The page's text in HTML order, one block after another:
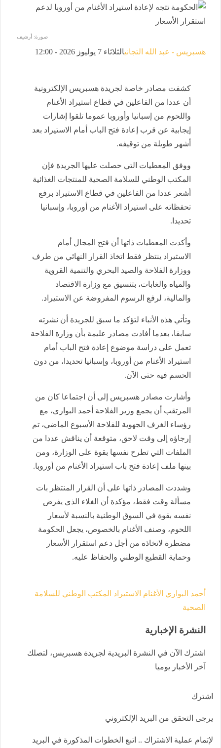
صورة: أرشيف
هسبريس - عبد الله التجانيالثلاثاء 7 يوليوز 2026 - 12:00
كشفت مصادر خاصة لجريدة هسبريس الإلكترونية
أن عددا من الفاعلين في قطاع استيراد الأغنام
واللحوم من إسبانيا وأوروبا عموما تلقوا إشارات
إيجابية عن قرب إعادة فتح الباب أمام الاستيراد بعد
أشهر طويلة من توقيفه.
ووفق المعطيات التي حصلت عليها الجريدة فإن
المكتب الوطني للسلامة الصحية للمنتجات الغذائية
أشعر عددا من الفاعلين في قطاع الاستيراد برفع
تحفظاته على استيراد الأغنام من أوروبا، وإسبانيا
تحديدا.
وأكدت المعطيات ذاتها أن فتح المجال أمام
الاستيراد ينتظر فقط اتخاذ القرار النهائي من طرف
ووزارة الفلاحة والصيد البحري والتنمية القروية
والمياه والغابات، بتنسيق مع وزارة الاقتصاد
والمالية، لرفع الرسوم المفروضة عن الاستيراد.
وتأتي هذه الأنباء لتؤكد ما سبق للجريدة أن نشرته
سابقا، بعدما أفادت مصادر عليمة بأن وزارة الفلاحة
تعمل على دراسة موضوع إعادة فتح الباب أمام
استيراد الأغنام من أوروبا، وإسبانيا تحديدا، من دون
الحسم فيه حتى الآن.
وأشارت مصادر هسبريس إلى أن اجتماعا كان من
المرتقب أن يجمع وزير الفلاحة أحمد البواري، مع
رؤساء الغرف الجهوية للفلاحة الأسبوع الماضي، تم
إرجاؤه إلى وقت لاحق، متوقعة أن يناقش عددا من
الملفات التي تطرح نفسها بقوة على الوزارة، ومن
بينها ملف إعادة فتح باب استيراد الأغنام من أوروبا.
وشددت المصادر ذاتها على أن القرار المنتظر بات
مسألة وقت فقط، مؤكدة أن الغلاء الذي يفرض
نفسه بقوة في السوق الوطنية بالنسبة لأسعار
اللحوم، وصنف الأغنام بالخصوص، يجعل الحكومة
مضطرة لاتخاذه من أجل دعم استقرار الأسعار
وحماية القطيع الوطني والحفاظ عليه.
أحمد البواري الأغنام الاستيراد المكتب الوطني للسلامة
الصحية
النشرة الإخبارية
اشترك الآن في النشرة البريدية لجريدة هسبريس، لتصلك
آخر الأخبار يوميا
اشترك
يرجى التحقق من البريد الإلكتروني
لإتمام عملية الاشتراك .. اتبع الخطوات المذكورة في البريد